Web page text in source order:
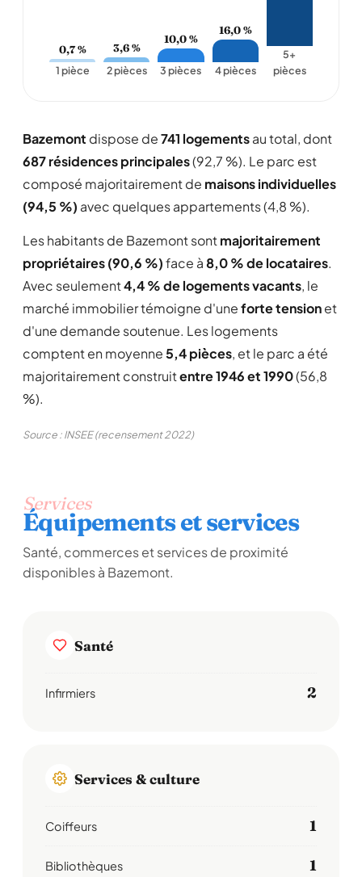
0,7 %
1 pièce
3,6 %
2 pièces
10,0 %
3 pièces
16,0 %
4 pièces
5+
pièces
Bazemont dispose de741 logementsau total, dont
687 résidences principales(92,7 %). Le parc est
composé majoritairement de maisons individuelles
(94,5 %) avec quelques appartements (4,8 %).
Les habitants de Bazemont sontmajoritairement
propriétaires (90,6 %)face à8,0 % de locataires.
Avec seulement4,4 % de logements vacants, le
marché immobilier témoigne d'uneforte tensionet
d'une demande soutenue. Les logements
comptent en moyenne5,4 pièces, et le parc a été
majoritairement construitentre 1946 et 1990(56,8
%).
Source : INSEE (recensement 2022)
Services
Équipements et services
Santé, commerces et services de proximité
disponibles à Bazemont.
Santé
Infirmiers 2
Services & culture
Coiffeurs 1
Bibliothèques 1